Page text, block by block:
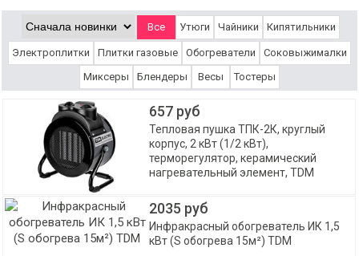
Все Утюги Чайники Кипятильники
Электроплитки Плитки газовые Обогреватели
Соковыжималки
Миксеры
Блендеры Весы Тостеры
657 руб
Тепловая пушка ТПК-2К, круглый
корпус, 2 кВт (1/2 кВт),
терморегулятор, керамический
нагревательный элемент, TDM
2035 руб
Инфракрасный обогреватель ИК 1,5
кВт (S обогрева 15м²) TDM